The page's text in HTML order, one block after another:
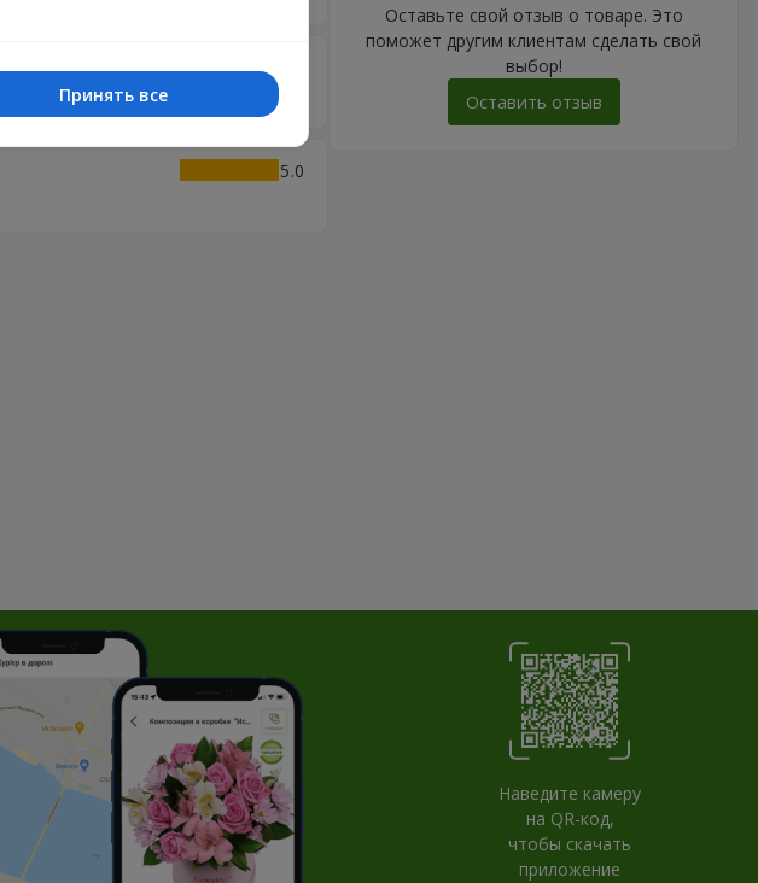
5
Оставьте свой отзыв о товаре. Это
поможет другим клиентам сделать свой
выбор!
Оставить отзыв
Наведите камеру
на QR-код,
чтобы скачать
приложение
Принять все